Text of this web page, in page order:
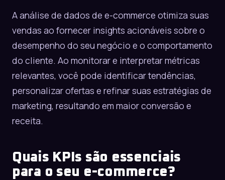
A análise de dados de e-commerce otimiza suas
vendas ao fornecer insights acionáveis sobre o
desempenho do seu negócio e o comportamento
do cliente. Ao monitorar e interpretar métricas
relevantes, você pode identificar tendências,
personalizar ofertas e refinar suas estratégias de
marketing, resultando em maior conversão e
receita.
Quais KPIs são essenciais
para o seu e-commerce?